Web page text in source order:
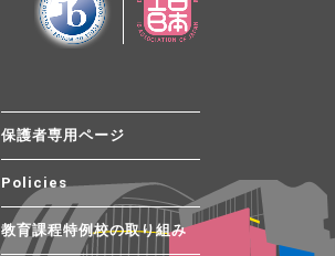
保護者専用ページ
Policies
教育課程特例校の取り組み